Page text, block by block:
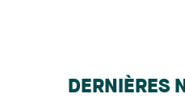
DERNIÈRES